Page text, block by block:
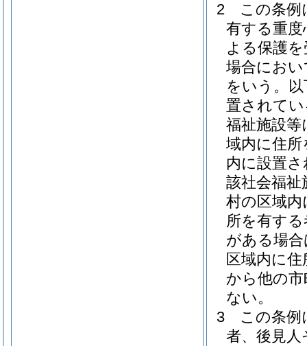
2
この条例
有する重
よる保護
場合にお
をいう。
置されて
福祉施設
域内に住
内に設置
該社会福
村の区域
所を有す
がある場
区域内に
から他の
ない。
3
この条例
者、後見